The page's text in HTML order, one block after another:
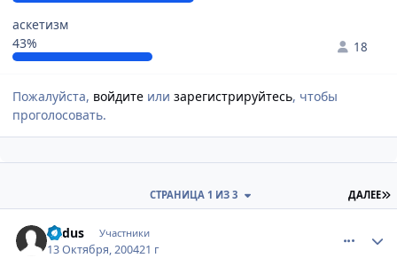
аскетизм
43%
18
Пожалуйста, войдите или зарегистрируйтесь, чтобы
проголосовать.
ДАЛЕЕ
СТРАНИЦА 1 ИЗ 3
Padus Участники
13 Октября, 200421 г